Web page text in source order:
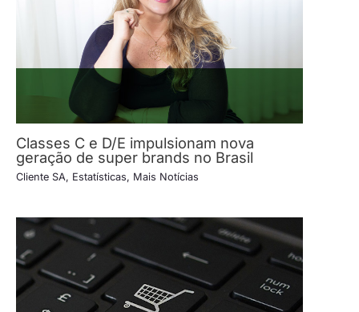
Classes C e D/E impulsionam nova
geração de super brands no Brasil
Cliente SA, Estatísticas, Mais Notícias